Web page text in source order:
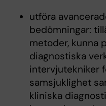
utföra
bedömningar:
metoder, kunna
diagnostiska
intervjutekniker
samsjuklighet
kliniska